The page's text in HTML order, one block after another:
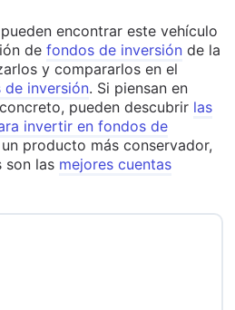
encontrar este vehículo
de fondos de inversión de la
y compararlos en el
inversión. Si piensan en
pueden descubrir las
invertir en fondos de
producto más conservador,
son las mejores cuentas